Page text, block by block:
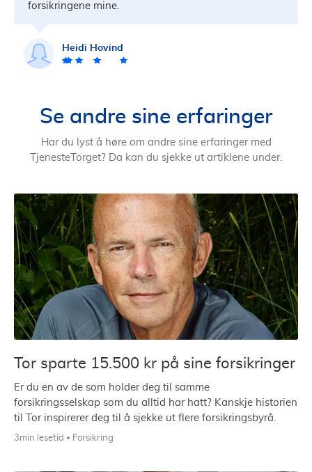
forsikringene mine.
Heidi Hovind
Se andre sine erfaringer
Har du lyst å høre om andre sine erfaringer med
TjenesteTorget? Da kan du sjekke ut artiklene under.
Tor sparte 15.500 kr på sine forsikringer
Er du en av de som holder deg til samme
forsikringsselskap som du alltid har hatt? Kanskje historien
til Tor inspirerer deg til å sjekke ut flere forsikringsbyrå.
3min lesetid Forsikring